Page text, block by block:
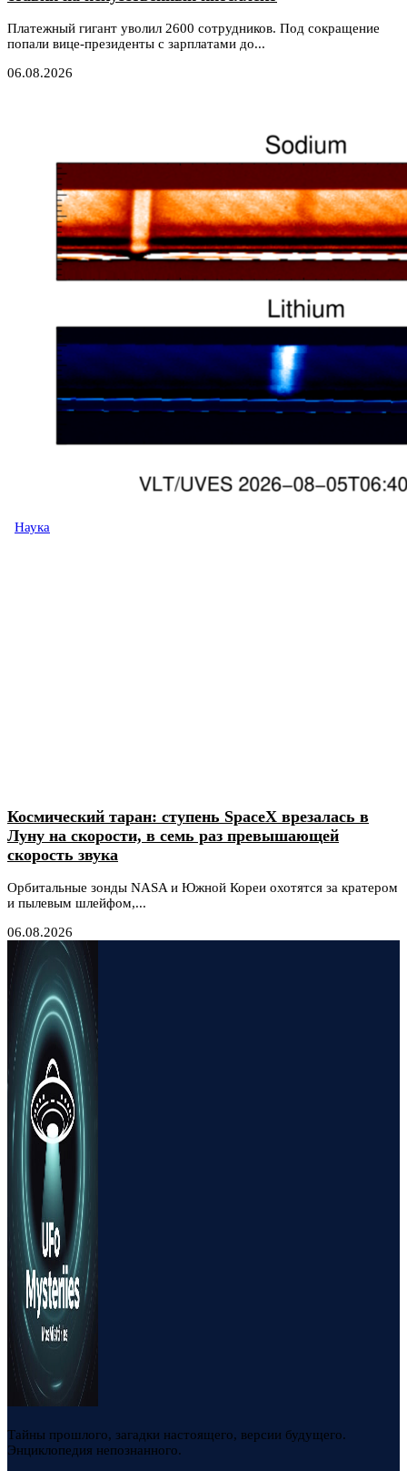
Платежный гигант уволил 2600 сотрудников. Под сокращение
попали вице-президенты с зарплатами до...
06.08.2026
Наука
Космический таран: ступень SpaceX врезалась в
Луну на скорости, в семь раз превышающей
скорость звука
Орбитальные зонды NASA и Южной Кореи охотятся за кратером
и пылевым шлейфом,...
06.08.2026
Тайны прошлого, загадки настоящего, версии будущего.
Энциклопедия непознанного.